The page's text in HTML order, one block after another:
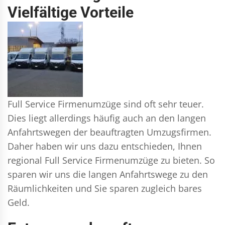
Vielfältige Vorteile
Full Service Firmenumzüge sind oft sehr teuer.
Dies liegt allerdings häufig auch an den langen
Anfahrtswegen der beauftragten Umzugsfirmen.
Daher haben wir uns dazu entschieden, Ihnen
regional Full Service Firmenumzüge zu bieten. So
sparen wir uns die langen Anfahrtswege zu den
Räumlichkeiten und Sie sparen zugleich bares
Geld.